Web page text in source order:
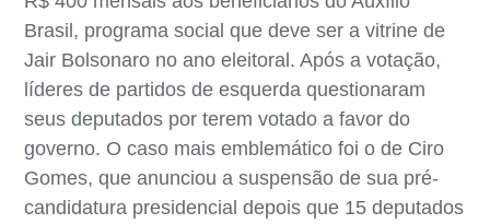
Brasil, programa social que deve ser a vitrine de
Jair Bolsonaro no ano eleitoral. Após a votação,
líderes de partidos de esquerda questionaram
seus deputados por terem votado a favor do
governo. O caso mais emblemático foi o de Ciro
Gomes, que anunciou a suspensão de sua pré-
candidatura presidencial depois que 15 deputados